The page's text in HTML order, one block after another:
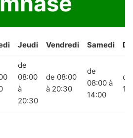
Jeudi Vendredi Samedi
de
08:00
à
20:30
de 08:00
à 20:30
de
08:00 à
14:00
de